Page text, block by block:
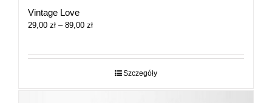
Vintage Love
29,00 zł – 89,00 złZakres
29,00 zł
Szczegóły